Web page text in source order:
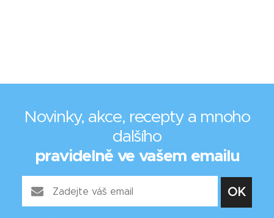
Novinky, akce, recepty a mnoho
dalšího
pravidelně ve vašem emailu